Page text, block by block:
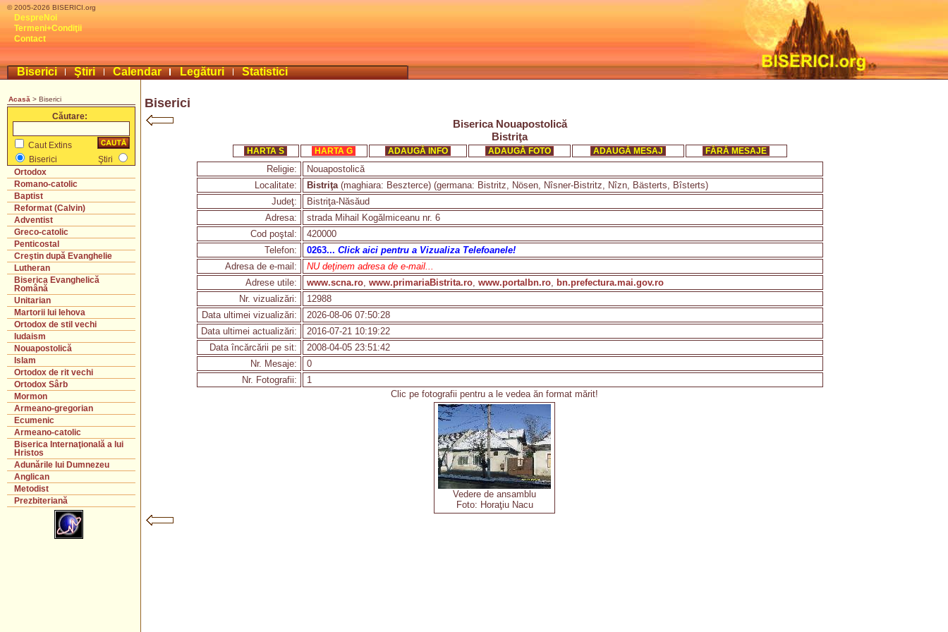
© 2005-2026 BISERICI.org
DespreNoi
Termeni+Condiţii
Contact
Biserici Ştiri Calendar Legături Statistici
Acasă > Biserici
Căutare:
Caut Extins
Biserici
Ştiri
Ortodox
Romano-catolic
Baptist
Reformat (Calvin)
Adventist
Greco-catolic
Penticostal
Creştin după Evanghelie
Lutheran
Biserica Evanghelică
Română
Unitarian
Martorii lui Iehova
Ortodox de stil vechi
Iudaism
Nouapostolică
Islam
Ortodox de rit vechi
Ortodox Sârb
Mormon
Armeano-gregorian
Ecumenic
Armeano-catolic
Biserica Internaţională a lui
Hristos
Adunările lui Dumnezeu
Anglican
Metodist
Prezbiteriană
Biserici
Biserica Nouapostolică
Bistriţa
HARTA S HARTA G ADAUGĂ INFO ADAUGĂ FOTO ADAUGĂ MESAJ FĂRĂ MESAJE
Religie:
Nouapostolică
Localitate:
Bistriţa(maghiara: Beszterce) (germana: Bistritz, Nösen, Nîsner-Bistritz, Nîzn, Bästerts, Bîsterts)
Judeţ:
Bistriţa-Năsăud
Adresa:
strada Mihail Kogălmiceanu nr. 6
Cod poştal:
420000
Telefon:
0263... Click aici pentru a Vizualiza Telefoanele!
Adresa de e-mail:
NU deţinem adresa de e-mail...
Adrese utile:
www.scna.ro, www.primariaBistrita.ro, www.portalbn.ro, bn.prefectura.mai.gov.ro
Nr. vizualizări:
12988
Data ultimei vizualizări:
2026-08-06 07:50:28
Data ultimei actualizări:
2016-07-21 10:19:22
Data încărcării pe sit:
2008-04-05 23:51:42
Nr. Mesaje:
0
Nr. Fotografii:
1
Clic pe fotografii pentru a le vedea ăn format mărit!
Vedere de ansamblu
Foto: Horaţiu Nacu